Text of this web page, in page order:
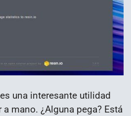
una interesante utilidad
mano. ¿Alguna pega? Está